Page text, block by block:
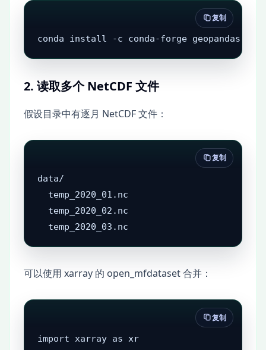
conda install -c conda-forge geopandas
复制
2. 读取多个 NetCDF 文件
假设目录中有逐月 NetCDF 文件：
data/
  temp_2020_01.nc
  temp_2020_02.nc
  temp_2020_03.nc
复制
可以使用 xarray 的 open_mfdataset 合并：
import xarray as xr
复制